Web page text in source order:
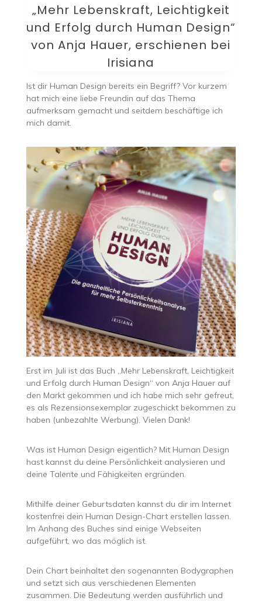
„Mehr Lebenskraft, Leichtigkeit
und Erfolg durch Human Design“
von Anja Hauer, erschienen bei
Irisiana
Ist dir Human Design bereits ein Begriff? Vor kurzem
hat mich eine liebe Freundin auf das Thema
aufmerksam gemacht und seitdem beschäftige ich
mich damit.
Erst im Juli ist das Buch „Mehr Lebenskraft, Leichtigkeit
und Erfolg durch Human Design“ von Anja Hauer auf
den Markt gekommen und ich habe mich sehr gefreut,
es als Rezensionsexemplar zugeschickt bekommen zu
haben (unbezahlte Werbung). Vielen Dank!
Was ist Human Design eigentlich? Mit Human Design
hast kannst du deine Persönlichkeit analysieren und
deine Talente und Fähigkeiten ergründen.
Mithilfe deiner Geburtsdaten kannst du dir im Internet
kostenfrei dein Human Design-Chart erstellen lassen.
Im Anhang des Buches sind einige Webseiten
aufgeführt, wo das möglich ist.
Dein Chart beinhaltet den sogenannten Bodygraphen
und setzt sich aus verschiedenen Elementen
zusammen. Die Bedeutung werden ausführlich und